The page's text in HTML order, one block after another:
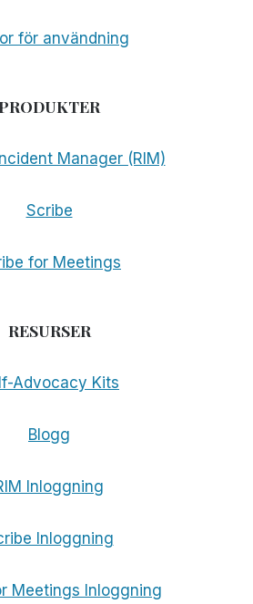
för användning
PRODUKTER
Manager (RIM)
Scribe
for Meetings
RESURSER
Advocacy Kits
Blogg
Inloggning
Inloggning
Meetings Inloggning